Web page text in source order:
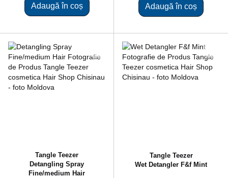
Adaugă în coș Adaugă în coș
Tangle Teezer
Detangling Spray
Fine/medium Hair
Tangle Teezer
Wet Detangler F&f Mint